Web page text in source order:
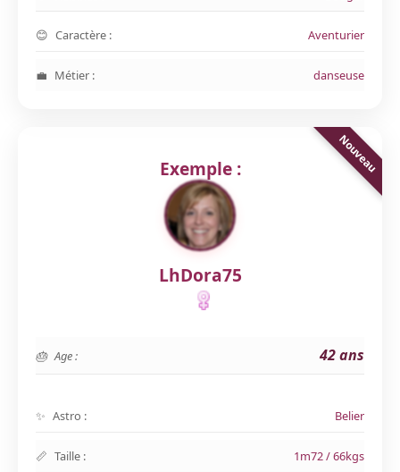
Caractère : Aventurier
Métier : danseuse
Exemple :
LhDora75
Age : 42 ans
Astro : Belier
Taille : 1m72 / 66kgs